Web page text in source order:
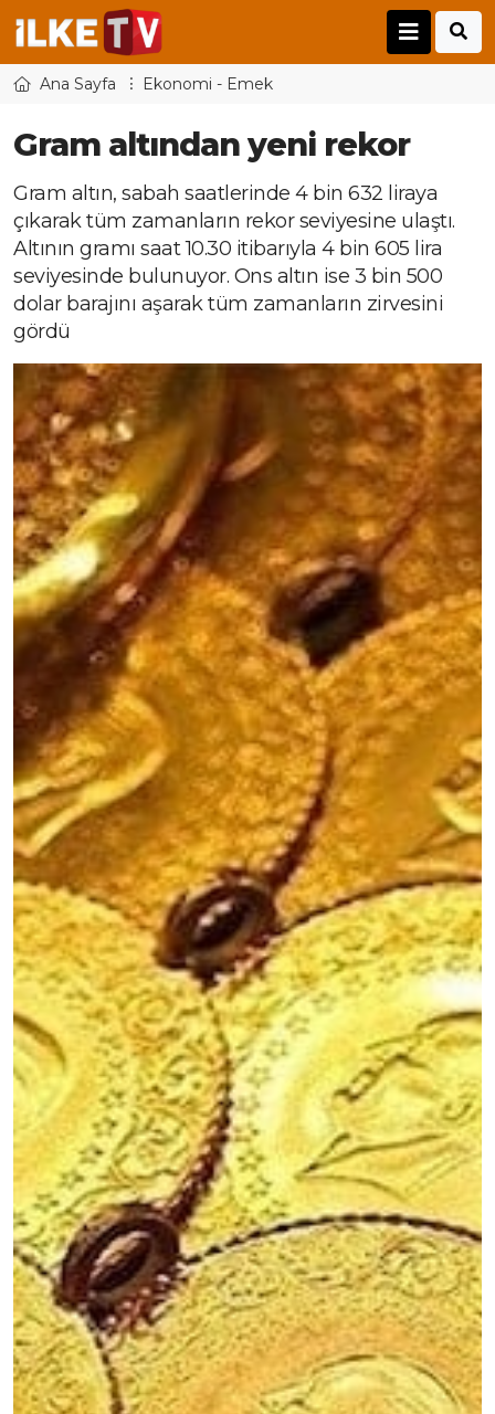
Ana Sayfa Ekonomi - Emek
Gram altından yeni rekor
Gram altın, sabah saatlerinde 4 bin 632 liraya
çıkarak tüm zamanların rekor seviyesine ulaştı.
Altının gramı saat 10.30 itibarıyla 4 bin 605 lira
seviyesinde bulunuyor. Ons altın ise 3 bin 500
dolar barajını aşarak tüm zamanların zirvesini
gördü